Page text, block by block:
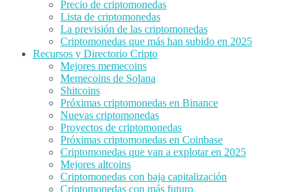
Precio de criptomonedas
Lista de criptomonedas
La previsión de las criptomonedas
Criptomonedas que más han subido en 2025
Recursos y Directorio Cripto
Mejores memecoins
Memecoins de Solana
Shitcoins
Próximas criptomonedas en Binance
Nuevas criptomonedas
Proyectos de criptomonedas
Próximas criptomonedas en Coinbase
Criptomonedas que van a explotar en 2025
Mejores altcoins
Criptomonedas con baja capitalización
Criptomonedas con más futuro